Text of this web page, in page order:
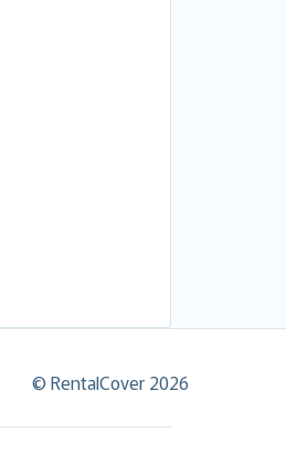
© RentalCover 2026